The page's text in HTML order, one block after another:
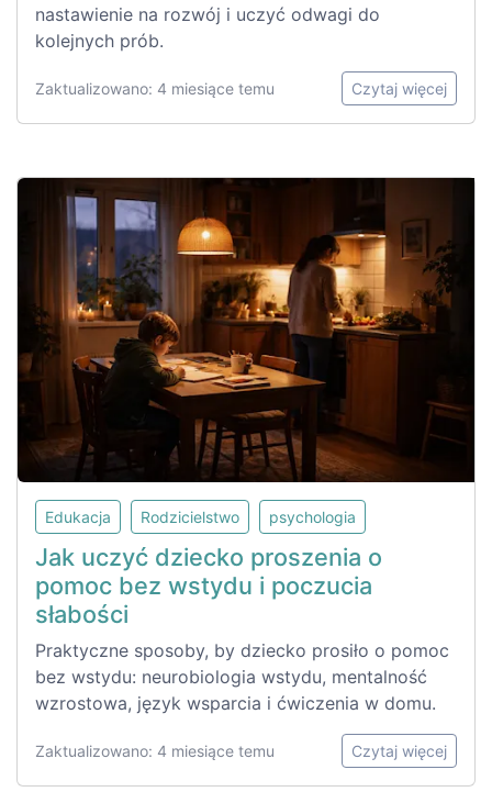
nastawienie na rozwój i uczyć odwagi do
kolejnych prób.
Zaktualizowano: 4 miesiące temu Czytaj więcej
Edukacja Rodzicielstwo psychologia
Jak uczyć dziecko proszenia o
pomoc bez wstydu i poczucia
słabości
Praktyczne sposoby, by dziecko prosiło o pomoc
bez wstydu: neurobiologia wstydu, mentalność
wzrostowa, język wsparcia i ćwiczenia w domu.
Zaktualizowano: 4 miesiące temu Czytaj więcej